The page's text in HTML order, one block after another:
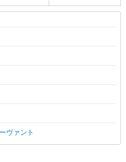
ヴァント